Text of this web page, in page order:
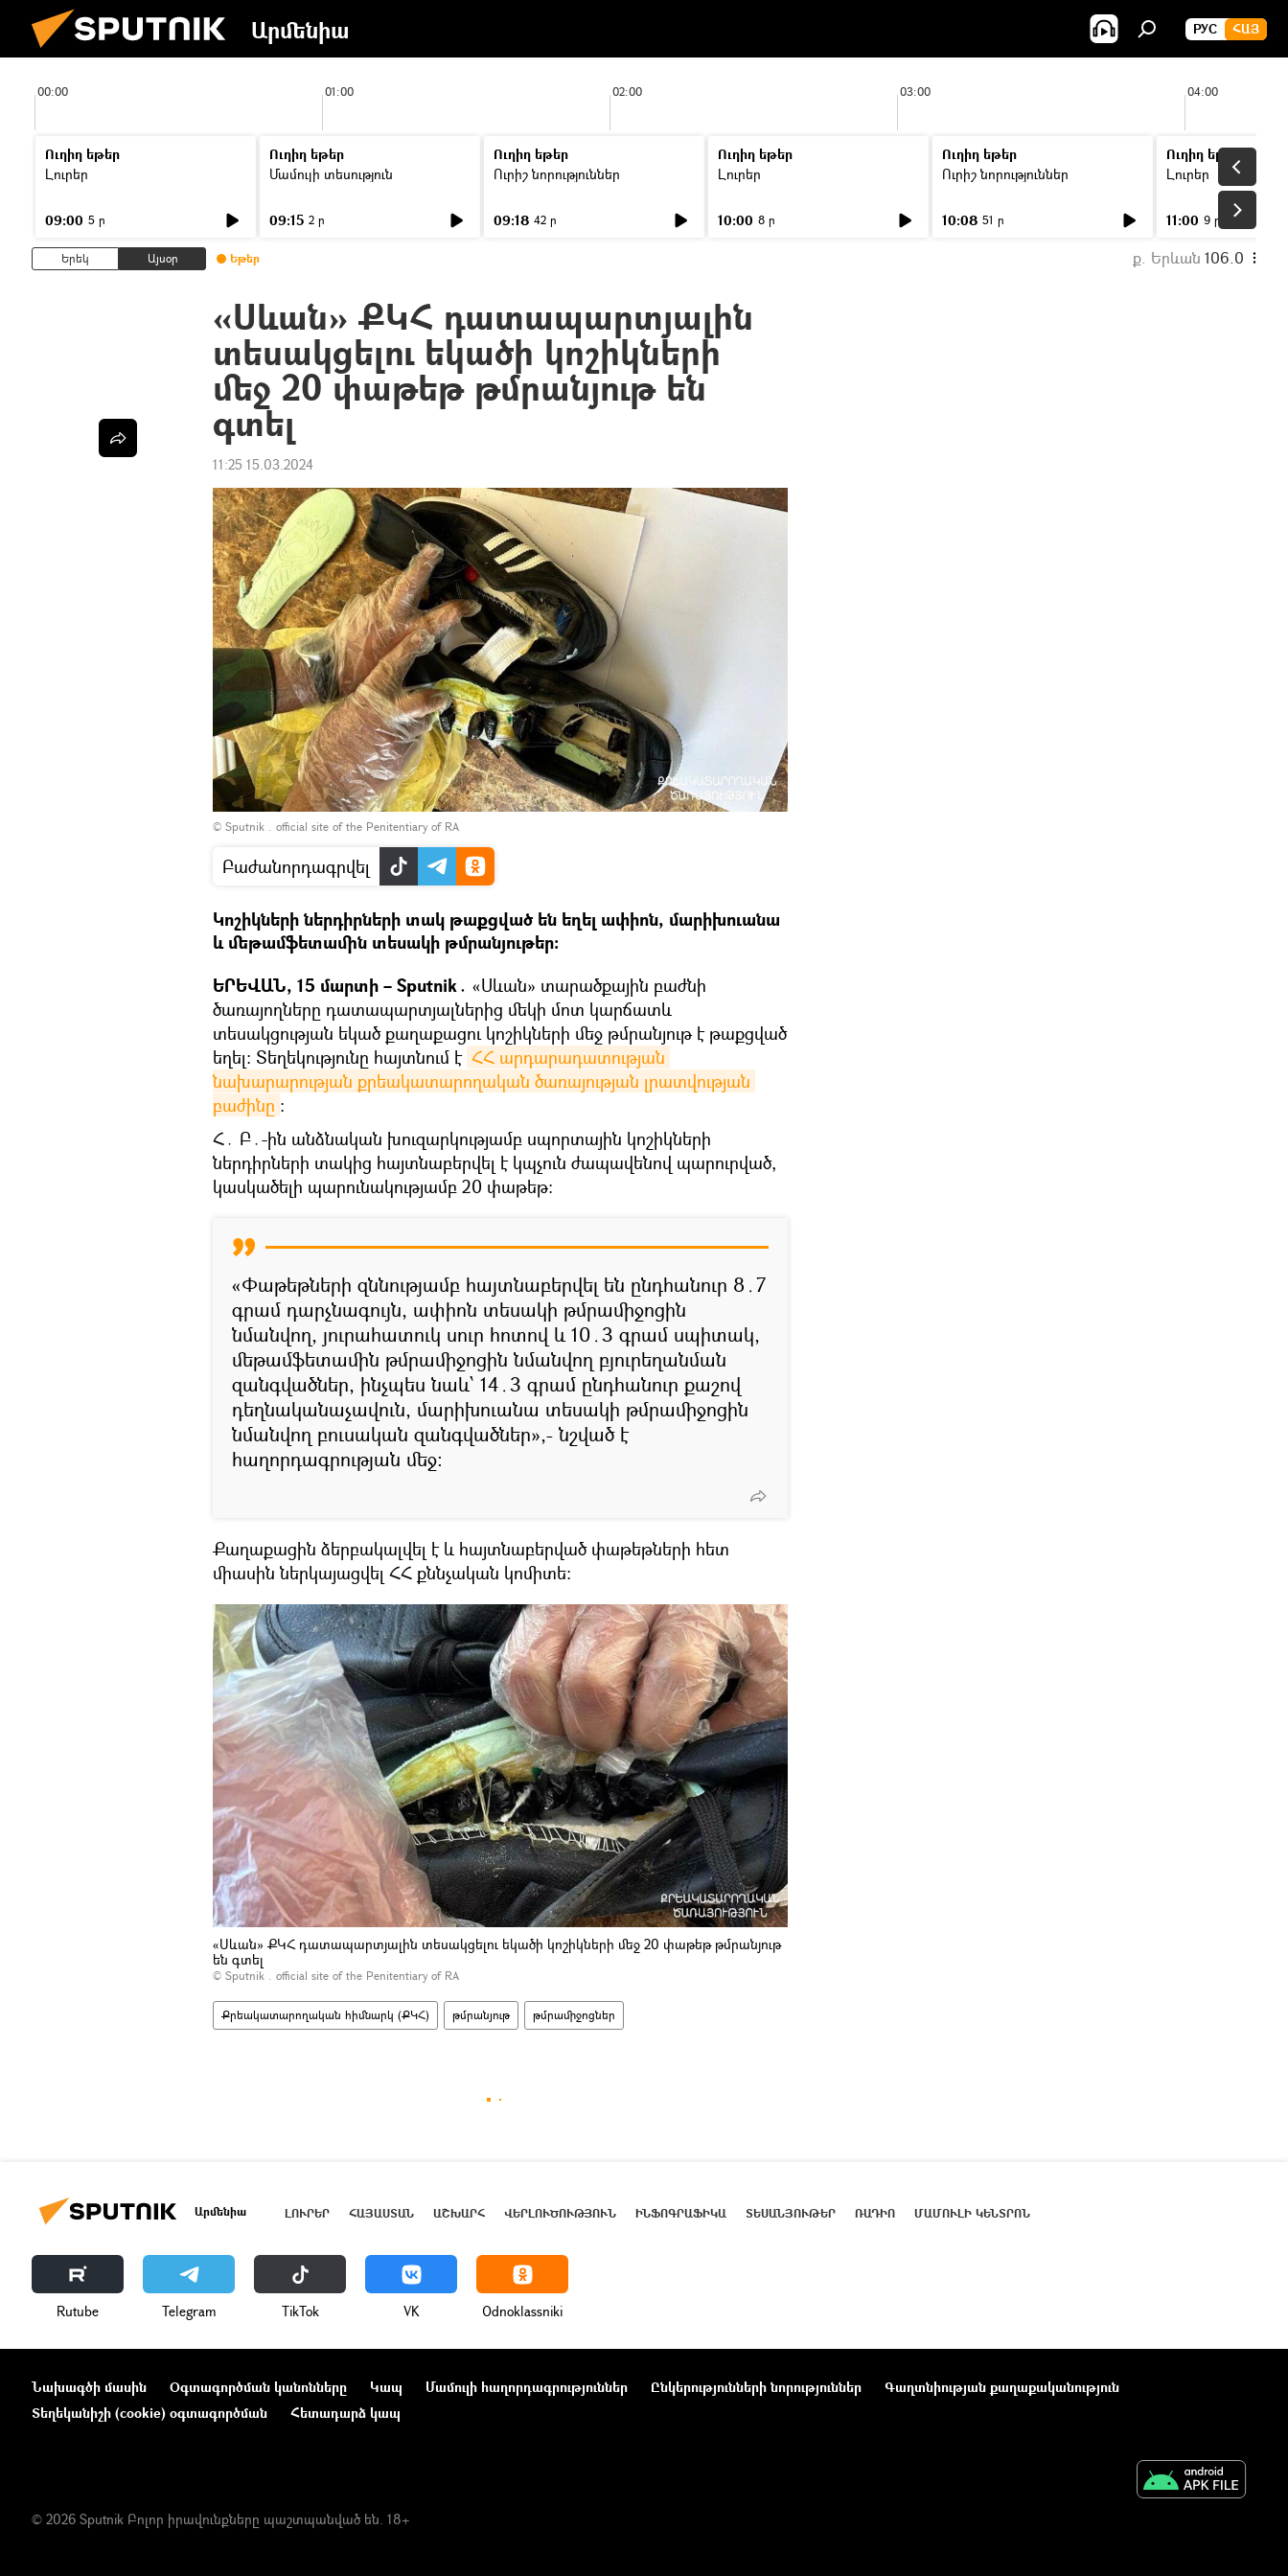
Արմենիա РУС ՀԱՅ
00:00 01:00 02:00 03:00 04:00
Ուղիղ եթեր
Լուրեր
09:00 5 ր
Ուղիղ եթեր
Մամուլի տեսություն
09:15 2 ր
Ուղիղ եթեր
Ուրիշ նորություններ
09:18 42 ր
Ուղիղ եթեր
Լուրեր
10:00 8 ր
Ուղիղ եթեր
Ուրիշ նորություններ
10:08 51 ր
Ուղիղ եթեր
Լուրեր
11:00 9 ր
Երեկ Այսօր Եթեր ք. Երևան 106.0
«Սևան» ՔԿՀ դատապարտյալին
տեսակցելու եկածի կոշիկների
մեջ 20 փաթեթ թմրանյութ են
գտել
11:25 15.03.2024
© Sputnik . official site of the Penitentiary of RA
Բաժանորդագրվել
Կոշիկների ներդիրների տակ թաքցված են եղել ափիոն, մարիխուանա
և մեթամֆետամին տեսակի թմրանյութեր։
ԵՐԵՎԱՆ, 15 մարտի – Sputnik․ «Սևան» տարածքային բաժնի
ծառայողները դատապարտյալներից մեկի մոտ կարճատև
տեսակցության եկած քաղաքացու կոշիկների մեջ թմրանյութ է թաքցված
եղել։ Տեղեկությունը հայտնում է ՀՀ արդարադատության
նախարարության քրեակատարողական ծառայության լրատվության
բաժինը ։
Հ․ Բ․-ին անձնական խուզարկությամբ սպորտային կոշիկների
ներդիրների տակից հայտնաբերվել է կպչուն ժապավենով պարուրված,
կասկածելի պարունակությամբ 20 փաթեթ։
«Փաթեթների զննությամբ հայտնաբերվել են ընդհանուր 8․7
գրամ դարչնագույն, ափիոն տեսակի թմրամիջոցին
նմանվող, յուրահատուկ սուր հոտով և 10․3 գրամ սպիտակ,
մեթամֆետամին թմրամիջոցին նմանվող բյուրեղանման
զանգվածներ, ինչպես նաև՝ 14․3 գրամ ընդհանուր քաշով
դեղնականաչավուն, մարիխուանա տեսակի թմրամիջոցին
նմանվող բուսական զանգվածներ»,- նշված է
հաղորդագրության մեջ։
Քաղաքացին ձերբակալվել է և հայտնաբերված փաթեթների հետ
միասին ներկայացվել ՀՀ քննչական կոմիտե։
«Սևան» ՔԿՀ դատապարտյալին տեսակցելու եկածի կոշիկների մեջ 20 փաթեթ թմրանյութ
են գտել
© Sputnik . official site of the Penitentiary of RA
Քրեակատարողական հիմնարկ (ՔԿՀ) թմրանյութ թմրամիջոցներ
Արմենիա ԼՈՒՐԵՐ ՀԱՅԱՍՏԱՆ ԱՇԽԱՐՀ ՎԵՐԼՈՒԾՈՒԹՅՈՒՆ ԻՆՖՈԳՐԱՖԻԿԱ ՏԵՍԱՆՅՈՒԹԵՐ ՌԱԴԻՈ ՄԱՄՈՒԼԻ ԿԵՆՏՐՈՆ
Rutube Telegram ТikТоk VK Odnoklassniki
Նախագծի մասին Օգտագործման կանոնները Կապ Մամուլի հաղորդագրություններ Ընկերությունների նորություններ
Գաղտնիության քաղաքականություն
Տեղեկանիշի (cookie) օգտագործման
Հետադարձ կապ
© 2026 Sputnik Բոլոր իրավունքները պաշտպանված են. 18+